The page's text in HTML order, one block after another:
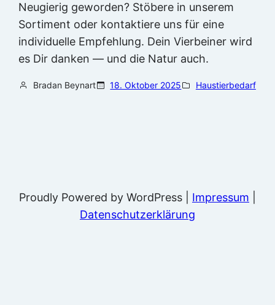
Neugierig geworden? Stöbere in unserem
Sortiment oder kontaktiere uns für eine
individuelle Empfehlung. Dein Vierbeiner wird
es Dir danken — und die Natur auch.
Bradan Beynart 18. Oktober 2025 Haustierbedarf
Proudly Powered by WordPress | Impressum
Datenschutzerklärung